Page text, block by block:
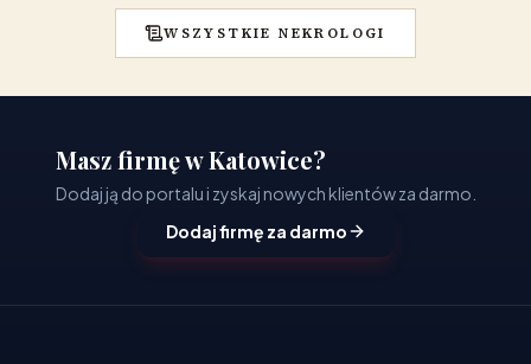
WSZYSTKIE NEKROLOGI
Masz firmę w Katowice?
Dodaj ją do portalu i zyskaj nowych klientów za darmo.
Dodaj firmę za darmo